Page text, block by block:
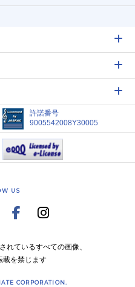
許諾番号
9005542008Y30005
US
れているすべての画像、
載を禁じます
CORPORATION.